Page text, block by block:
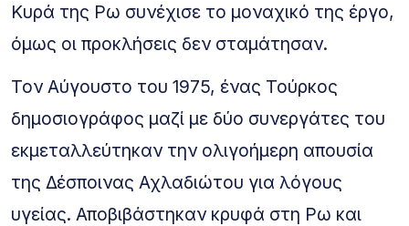
Κυρά της Ρω συνέχισε το μοναχικό της έργο,
όμως οι προκλήσεις δεν σταμάτησαν.
Τον Αύγουστο του 1975, ένας Τούρκος
δημοσιογράφος μαζί με δύο συνεργάτες του
εκμεταλλεύτηκαν την ολιγοήμερη απουσία
της Δέσποινας Αχλαδιώτου για λόγους
υγείας. Αποβιβάστηκαν κρυφά στη Ρω και